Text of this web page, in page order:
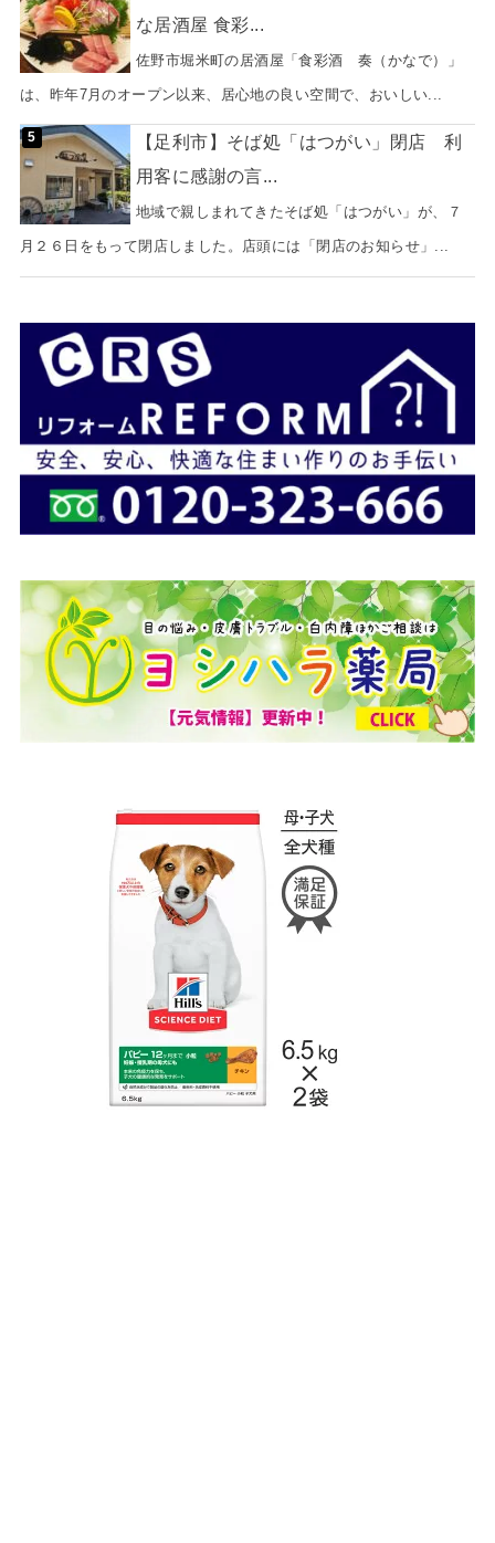
な居酒屋 食彩...
佐野市堀米町の居酒屋「食彩酒 奏（かなで）」
は、昨年7月のオープン以来、居心地の良い空間で、おいしい...
【足利市】そば処「はつがい」閉店 利
用客に感謝の言...
地域で親しまれてきたそば処「はつがい」が、７
月２６日をもって閉店しました。店頭には「閉店のお知らせ」...